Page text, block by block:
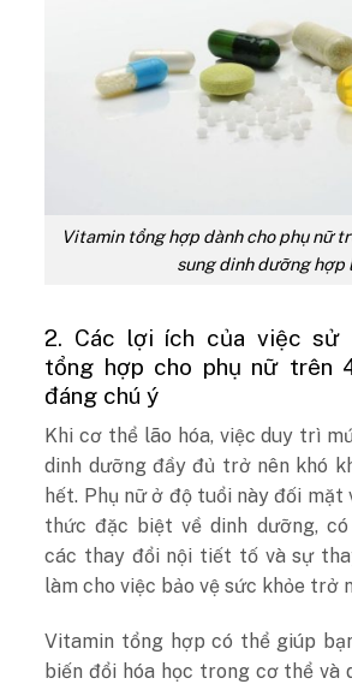
Vitamin tổng hợp dành cho phụ nữ
sung dinh dưỡng hợp
2. Các lợi ích của việc sử
tổng hợp cho phụ nữ trên
đáng chú ý
Khi cơ thể lão hóa, việc duy trì
dinh dưỡng đầy đủ trở nên khó
hết. Phụ nữ ở độ tuổi này đối mặt
thức đặc biệt về dinh dưỡng,
các thay đổi nội tiết tố và sự
làm cho việc bảo vệ sức khỏe trở
Vitamin tổng hợp có thể giúp
biến đổi hóa học trong cơ thể và